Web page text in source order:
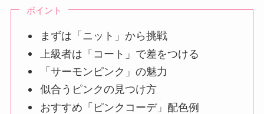
ポイント
まずは「ニット」から挑戦
上級者は「コート」で差をつける
「サーモンピンク」の魅力
似合うピンクの見つけ方
おすすめ「ピンクコーデ」配色例